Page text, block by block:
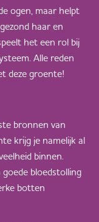
ogen, maar helpt
haar en
het een rol bij
Alle reden
deze groente!
bronnen van
krijg je namelijk al
binnen.
bloedstolling
botten